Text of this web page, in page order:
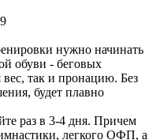
нужно начинать
обуви - беговых
так и пронацию. Без
будет плавно
раз в 3-4 дня. Причем
легкого ОФП, а